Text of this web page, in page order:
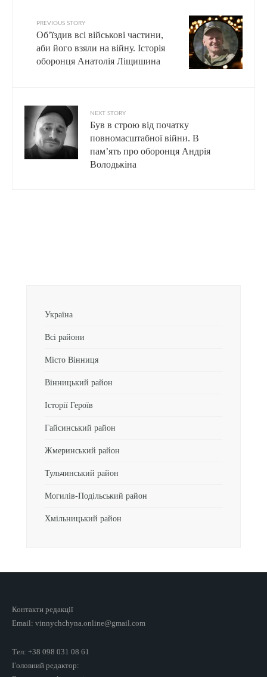
PREVIOUS STORY
Об’їздив всі військові частини,
аби його взяли на війну. Історія
оборонця Анатолія Ліщишина
NEXT STORY
Був в строю від початку
повномасштабної війни. В
пам’ять про оборонця Андрія
Володькіна
Україна
Всі райони
Місто Вінниця
Вінницький район
Історії Героїв
Гайсинський район
Жмеринський район
Тульчинський район
Могилів-Подільський район
Хмільницький район
Контакти редакції
Email: vinnychchyna.online@gmail.com
Тел: +38 098 031 08 61
Головний редактор: